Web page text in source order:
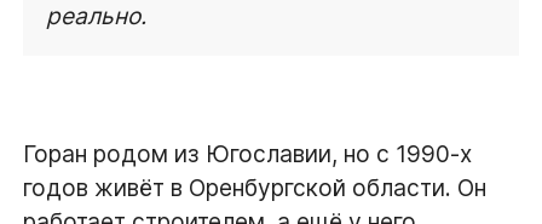
реально.
Горан родом из Югославии, но с 1990-х
годов живёт в Оренбургской области. Он